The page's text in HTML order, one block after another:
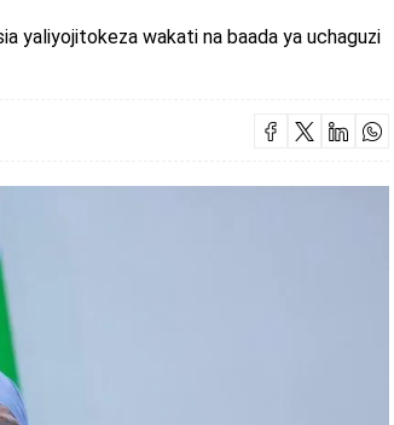
yaliyojitokeza wakati na baada ya uchaguzi